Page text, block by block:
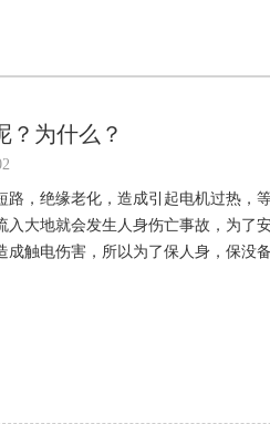
？为什么？
，绝缘老化，造成引起电机过热，等
大地就会发生人身伤亡事故，为了
触电伤害，所以为了保人身，保没